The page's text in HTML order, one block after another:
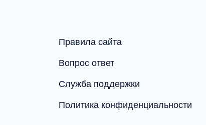
Правила сайта
Вопрос ответ
Служба поддержки
Политика конфиденциальности